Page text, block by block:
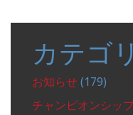
カテゴ
お知らせ (179)
チャンピオンシッ